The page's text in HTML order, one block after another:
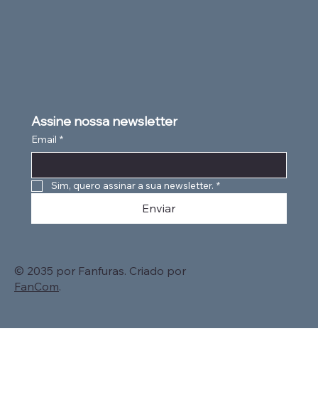
Assine nossa newsletter
Email *
Sim, quero assinar a sua newsletter. *
Enviar
© 2035 por Fanfuras. Criado por
FanCom.